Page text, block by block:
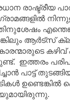
രാഷ്ട്രീയ
ആര്‍ട്സ്
ഇത്തരം
പാട്ട്
ഉണ്ടെങ്കില്‍